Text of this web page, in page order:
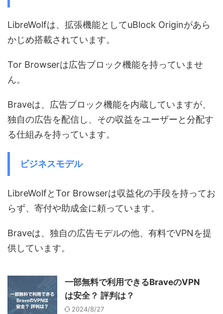
LibreWolfは、拡張機能としてuBlock Originがあら
かじめ搭載されています。
Tor Browserは広告ブロック機能を持っていませ
ん。
Braveは、広告ブロック機能を内蔵していますが、
独自の広告を配信し、その収益をユーザーと分配す
る仕組みを持っています。
ビジネスモデル
LibreWolfとTor Browserは収益化の手段を持ってお
らず、寄付や助成金に頼っています。
Braveは、独自の広告モデルの他、有料でVPNを提
供しています。
一部無料で利用できるBraveのVPN
は安全？ 評判は？
2024/8/27